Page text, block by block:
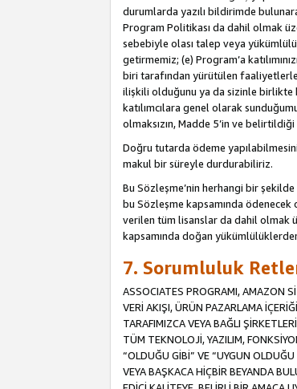
durumlarda yazılı bildirimde
Program Politikası da dahil olmak
sebebiyle olası talep veya
getirmemiz; (e) Program’a
biri tarafından yürütülen
ilişkili olduğunu ya da sizinle birlikte
katılımcılara genel olarak
olmaksızın, Madde 5’in ve belirtildiği
Doğru tutarda ödeme
makul bir süreyle durdurabiliriz.
Bu Sözleşme’nin herhangi bir
bu Sözleşme kapsamında
verilen tüm lisanslar da dahil olmak
kapsamında doğan
7. Sorumluluk
ASSOCIATES PROGRAMI, AMAZON
VERİ AKIŞI, ÜRÜN PAZARLAMA
TARAFIMIZCA VEYA BAĞLI
TÜM TEKNOLOJİ, YAZILIM,
“OLDUĞU GİBİ” VE “UYGUN
VEYA BAŞKACA HİÇBİR BEYANDA